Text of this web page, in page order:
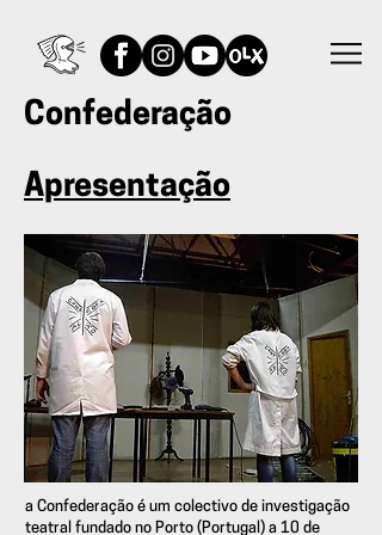
Confederação
Apresentação
a Confederação é um colectivo de investigação
teatral fundado no Porto (Portugal) a 10 de